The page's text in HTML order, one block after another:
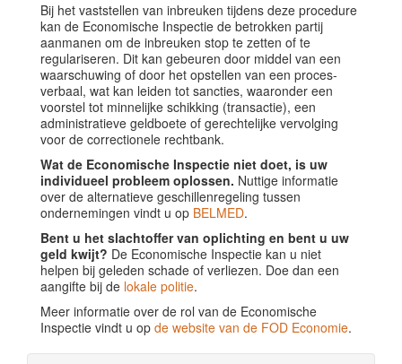
Bij het vaststellen van inbreuken tijdens deze procedure
kan de Economische Inspectie de betrokken partij
aanmanen om de inbreuken stop te zetten of te
regulariseren. Dit kan gebeuren door middel van een
waarschuwing of door het opstellen van een proces-
verbaal, wat kan leiden tot sancties, waaronder een
voorstel tot minnelijke schikking (transactie), een
administratieve geldboete of gerechtelijke vervolging
voor de correctionele rechtbank.
Wat de Economische Inspectie niet doet, is uw
individueel probleem oplossen. Nuttige informatie
over de alternatieve geschillenregeling tussen
ondernemingen vindt u op BELMED.
Bent u het slachtoffer van oplichting en bent u uw
geld kwijt? De Economische Inspectie kan u niet
helpen bij geleden schade of verliezen. Doe dan een
aangifte bij de lokale politie.
Meer informatie over de rol van de Economische
Inspectie vindt u op de website van de FOD Economie.